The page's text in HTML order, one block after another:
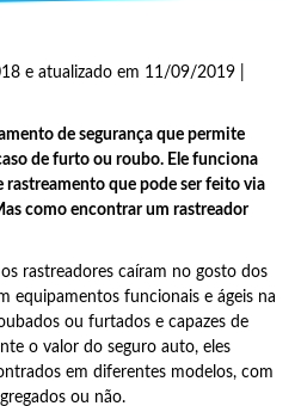
e atualizado em 11/09/2019 |
de segurança que permite
de furto ou roubo. Ele funciona
rastreamento que pode ser feito via
como encontrar um rastreador
rastreadores caíram no gosto dos
equipamentos funcionais e ágeis na
ou furtados e capazes de
o valor do seguro auto, eles
em diferentes modelos, com
ou não.